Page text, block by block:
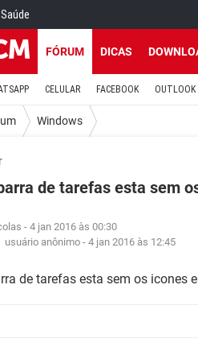
Saúde
FÓRUM DICAS
CELULAR FACEBOOK OUTLOOK
Windows
de tarefas esta sem
- 4 jan 2016 às 00:30
usuário anônimo - 4 jan 2016 às 12:45
de tarefas esta sem os icones